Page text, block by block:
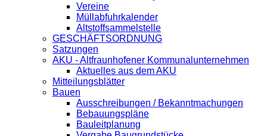
Vereine
Müllabfuhrkalender
Altstoffsammelstelle
GESCHÄFTSORDNUNG
Satzungen
AKU - Altfraunhofener Kommunalunternehmen
Aktuelles aus dem AKU
Mitteilungsblätter
Bauen
Ausschreibungen / Bekanntmachungen
Bebauungspläne
Bauleitplanung